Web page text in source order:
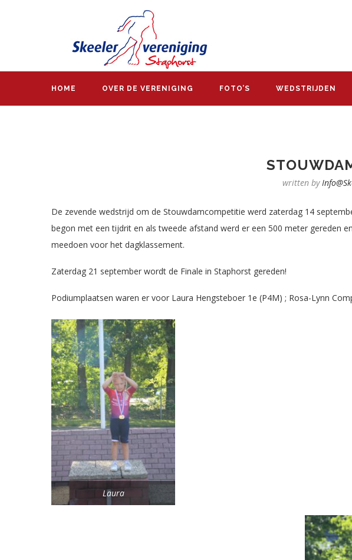
HOME OVER DE VERENIGING FOTO’S WEDSTRIJDEN
written by
De zevende wedstrijd om de Stouwdamcompetitie werd zaterdag 14
begon met een tijdrit en als tweede afstand werd er een 500 meter gereden
meedoen voor het dagklassement.
Zaterdag 21 september wordt de Finale in Staphorst gereden!
Podiumplaatsen waren er voor Laura Hengsteboer 1e (P4M) ; Rosa-Lynn
Laura